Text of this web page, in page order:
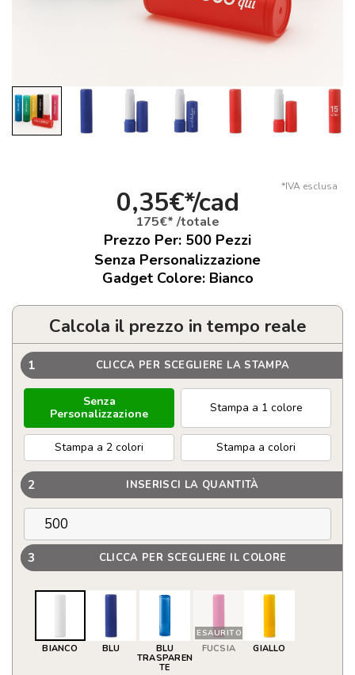
*IVA esclusa
0,35€*/cad
175€* /totale
Prezzo Per: 500 Pezzi
Senza Personalizzazione
Gadget Colore: Bianco
Calcola il prezzo in tempo reale
1 CLICCA PER SCEGLIERE LA STAMPA
Senza
Personalizzazione
Stampa a 1 colore
Stampa a 2 colori Stampa a colori
2 INSERISCI LA QUANTITÀ
3 CLICCA PER SCEGLIERE IL COLORE
BIANCO BLU
BLU
TRASPAREN
TE
ESAURITO
FUCSIA GIALLO